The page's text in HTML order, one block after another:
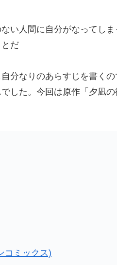
い人間に自分がなってしま
だ
自分なりのあらすじを書く
した。今回は原作「夕凪
コミックス)